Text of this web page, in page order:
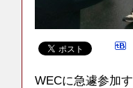
WECに急遽参加